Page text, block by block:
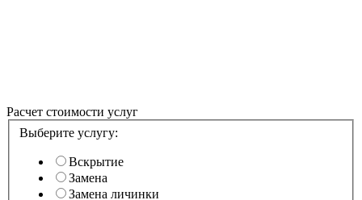
Расчет стоимости услуг
Выберите услугу:
Вскрытие
Замена
Замена личинки